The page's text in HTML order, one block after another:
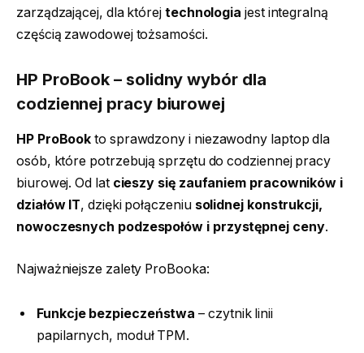
zarządzającej, dla której technologia jest integralną
częścią zawodowej tożsamości.
HP ProBook – solidny wybór dla
codziennej pracy biurowej
HP ProBook to sprawdzony i niezawodny laptop dla
osób, które potrzebują sprzętu do codziennej pracy
biurowej. Od lat cieszy się zaufaniem pracowników i
działów IT, dzięki połączeniu solidnej konstrukcji,
nowoczesnych podzespołów i przystępnej ceny.
Najważniejsze zalety ProBooka:
Funkcje bezpieczeństwa – czytnik linii
papilarnych, moduł TPM.